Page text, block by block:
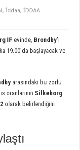
,İddaa,İDDAA
IFevinde, Brondby’i
19.00’da başlayacak ve
arasındaki bu zorlu
oranlarının Silkeborg
olarak belirlendiğini